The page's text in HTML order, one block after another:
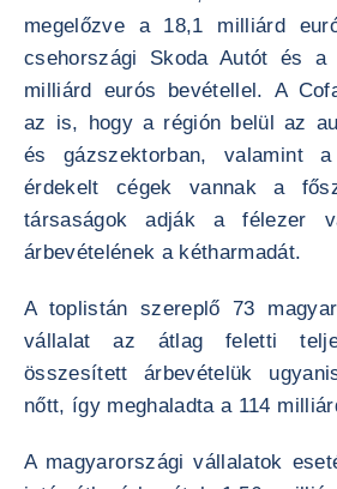
megelőzve a 18,1 milliárd
csehországi Skoda Autót és a
milliárd eurós bevétellel. A
az is, hogy a régión belül az
és gázszektorban, valamint a
érdekelt cégek vannak a
társaságok adják a félezer
árbevételének a kétharmadát.
A toplistán szereplő 73
vállalat az átlag feletti
összesített árbevételük
nőtt, így meghaladta a 114
A magyarországi vállalatok